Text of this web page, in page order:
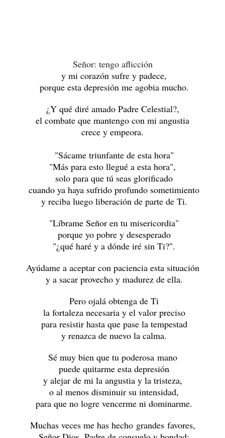
Señor: tengo aflicción
y mi corazón sufre y padece,
porque esta depresión me agobia mucho.
¿Y qué diré amado Padre Celestial?,
el combate que mantengo con mi angustia
crece y empeora.
"Sácame triunfante de esta hora"
"Más para esto llegué a esta hora",
solo para que tú seas glorificado
cuando ya haya sufrido profundo sometimiento
y reciba luego liberación de parte de Ti.
"Líbrame Señor en tu misericordia"
porque yo pobre y desesperado
"¿qué haré y a dónde iré sin Ti?".
Ayúdame a aceptar con paciencia esta situación
y a sacar provecho y madurez de ella.
Pero ojalá obtenga de Ti
la fortaleza necesaria y el valor preciso
para resistir hasta que pase la tempestad
y renazca de nuevo la calma.
Sé muy bien que tu poderosa mano
puede quitarme esta depresión
y alejar de mi la angustia y la tristeza,
o al menos disminuir su intensidad,
para que no logre vencerme ni dominarme.
Muchas veces me has hecho grandes favores,